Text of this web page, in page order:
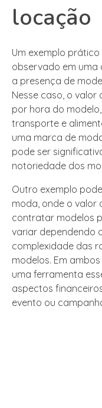
locação
Um exemplo
observado em uma
a presença de
Nesse caso, o
por hora do
transporte e
uma marca de
pode ser
notoriedade dos
Outro exemplo
moda, onde o valor
contratar modelos
variar dependendo
complexidade das
modelos. Em
uma ferramenta
aspectos
evento ou